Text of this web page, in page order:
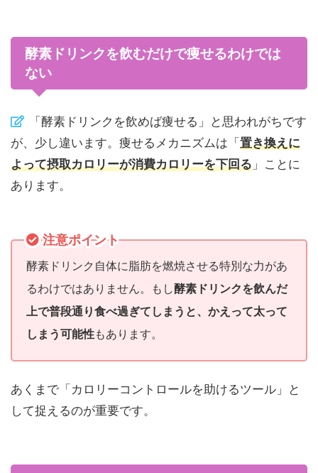
酵素ドリンクを飲むだけで痩せるわけでは
ない
「酵素ドリンクを飲めば痩せる」と思われがちです
が、少し違います。痩せるメカニズムは「 置き換えに
よって摂取カロリーが消費カロリーを下回る 」ことに
あります。
注意ポイント
酵素ドリンク自体に脂肪を燃焼させる特別な力があ
るわけではありません。もし酵素ドリンクを飲んだ
上で普段通り食べ過ぎてしまうと、かえって太って
しまう可能性もあります。
あくまで「カロリーコントロールを助けるツール」と
して捉えるのが重要です。